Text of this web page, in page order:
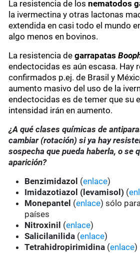
La resistencia de losnematodos
la ivermectina y otras lactonas
extendida en casi todo el mundo
algo menos en bovinos.
La resistencia degarrapatas
endectocidas es aún escasa. Hay
confirmados p.ej. de Brasil y
aumento masivo del uso de la
endectocidas es de temer que su
intensidad irán en aumento.
¿A qué clases químicas de
cambiar (rotación) si ya hay
sospecha que pueda haberla, o se
aparición?
Benzimidazol (enlace)
Imidazotiazol (levamisol) (
Monepantel (enlace) sólo
países
Nitroxinil (enlace)
Salicilanilida (enlace)
Tetrahidropirimidina (enlace)